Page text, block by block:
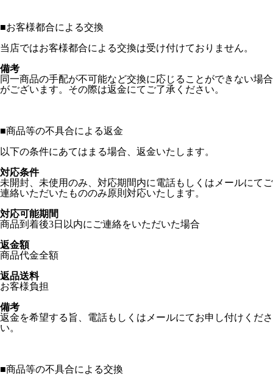
■お客様都合による交換
当店ではお客様都合による交換は受け付けておりません。
備考
同一商品の手配が不可能など交換に応じることができない場合
がございます。その際は返金にてご了承ください。
■商品等の不具合による返金
以下の条件にあてはまる場合、返金いたします。
対応条件
未開封、未使用のみ、対応期間内に電話もしくはメールにてご
連絡いただいたもののみ原則対応いたします。
対応可能期間
商品到着後3日以内にご連絡をいただいた場合
返金額
商品代金全額
返品送料
お客様負担
備考
返金を希望する旨、電話もしくはメールにてお申し付けくださ
い。
■商品等の不具合による交換